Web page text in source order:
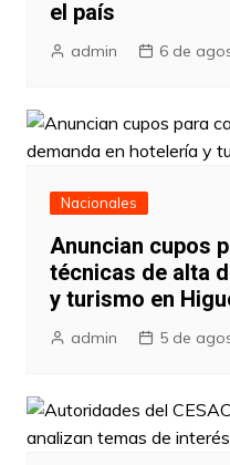
el país
admin 6 de
Nacionales
Anuncian cupos
técnicas de alta
y turismo en
admin 5 de